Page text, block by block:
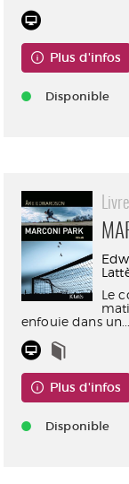
Plus d'infos
Disponible
Le
enfouie dans un...
Plus d'infos
Disponible